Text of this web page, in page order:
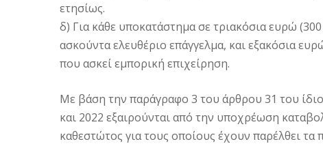
ετησίως.
δ) Για κάθε υποκατάστημα σε τριακόσια ευρώ
ασκούντα ελευθέριο επάγγελμα, και εξακόσια
που ασκεί εμπορική επιχείρηση.
Με βάση την παράγραφο 3 του άρθρου 31 του
και 2022 εξαιρούνται από την υποχρέωση
καθεστώτος για τους οποίους έχουν παρέλθει